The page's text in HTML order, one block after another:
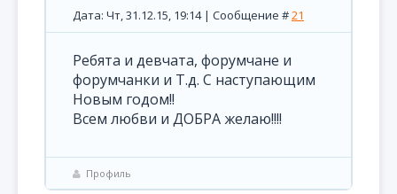
Дата: Чт, 31.12.15, 19:14 | Сообщение #21
Ребята и девчата, форумчане и
форумчанки и Т.д. С наступающим
Новым годом!!
Всем любви и ДОБРА желаю!!!!
Профиль